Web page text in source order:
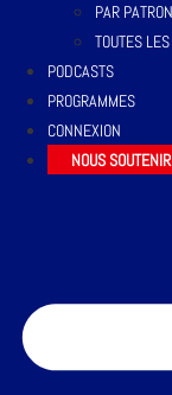
PAR
TOUTES
PODCASTS
PROGRAMMES
CONNEXION
NOUS SOUTENIR